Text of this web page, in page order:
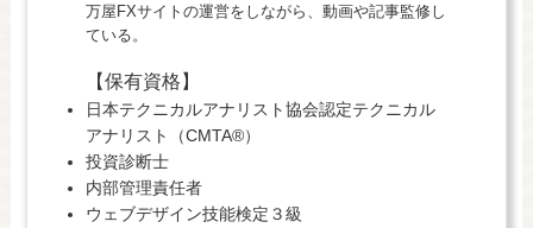
万屋FXサイトの運営をしながら、動画や記事監修し
ている。
【保有資格】
日本テクニカルアナリスト協会認定テクニカル
アナリスト（CMTA®）
投資診断士
内部管理責任者
ウェブデザイン技能検定３級